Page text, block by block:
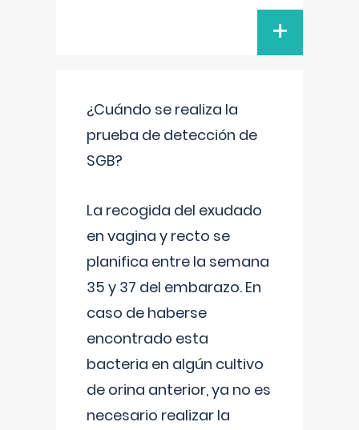
+
¿Cuándo se realiza la
prueba de detección de
SGB?
La recogida del exudado
en vagina y recto se
planifica entre la semana
35 y 37 del embarazo. En
caso de haberse
encontrado esta
bacteria en algún cultivo
de orina anterior, ya no es
necesario realizar la